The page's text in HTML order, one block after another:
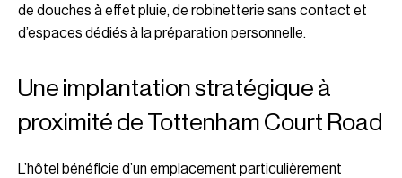
de douches à effet pluie, de robinetterie sans contact et
d’espaces dédiés à la préparation personnelle.
Une implantation stratégique à
proximité de Tottenham Court Road
L’hôtel bénéficie d’un emplacement particulièrement